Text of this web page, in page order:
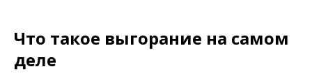
Что такое выгорание на самом
деле